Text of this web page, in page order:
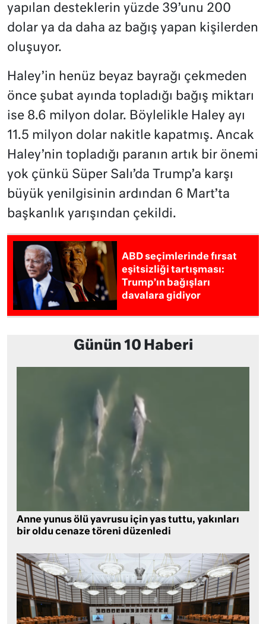
yapılan desteklerin yüzde 39’unu 200
dolar ya da daha az bağış yapan kişilerden
oluşuyor.
Haley’in henüz beyaz bayrağı çekmeden
önce şubat ayında topladığı bağış miktarı
ise 8.6 milyon dolar. Böylelikle Haley ayı
11.5 milyon dolar nakitle kapatmış. Ancak
Haley’nin topladığı paranın artık bir önemi
yok çünkü Süper Salı’da Trump’a karşı
büyük yenilgisinin ardından 6 Mart’ta
başkanlık yarışından çekildi.
ABD seçimlerinde fırsat
eşitsizliği tartışması:
Trump’ın bağışları
davalara gidiyor
Günün 10 Haberi
Anne yunus ölü yavrusu için yas tuttu, yakınları
bir oldu cenaze töreni düzenledi